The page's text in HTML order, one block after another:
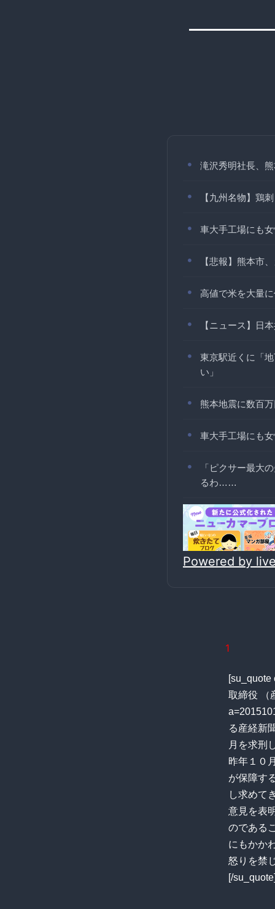
滝沢秀明社長、
【九州名物】鶏
車大手工場にも
【悲報】熊本市
高値で米を大量
【ニュース】日
東京駅近くに「
い」
熊本地震に数百
車大手工場にも
「ピクサー最大
るわ……
Powered by
1
取締役 （
る産経新
月を求刑
昨年１０
が保障す
し求めて
意見を表
のである
にもかか
怒りを禁
[/